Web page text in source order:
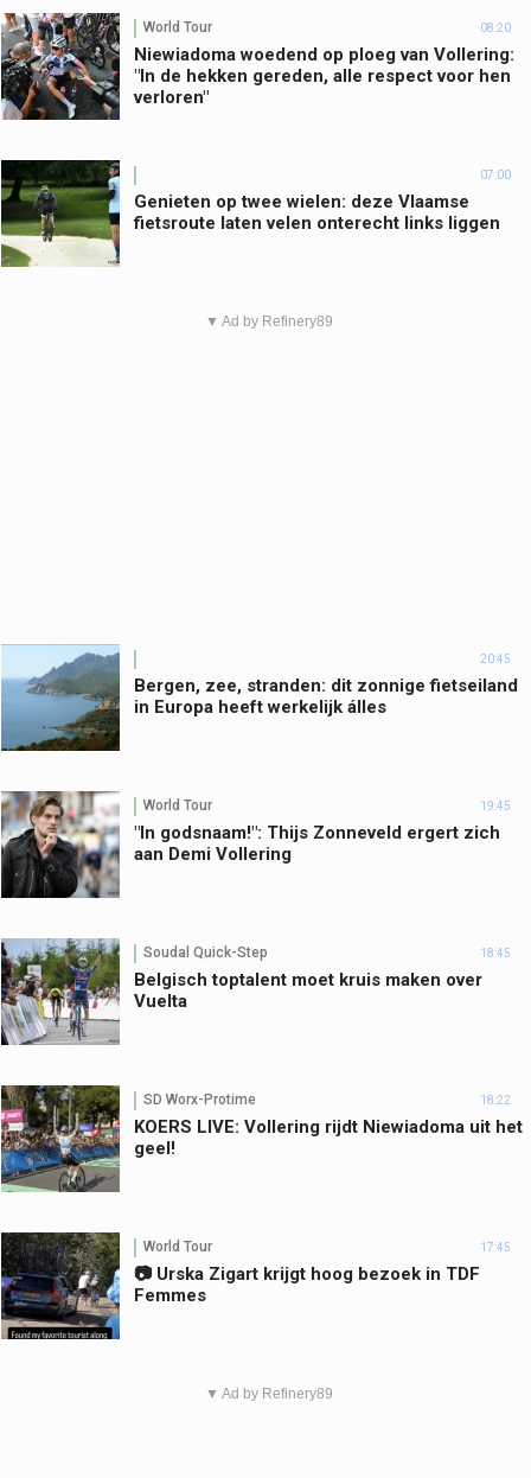
World Tour 08:20
Niewiadoma woedend op ploeg van Vollering:
"In de hekken gereden, alle respect voor hen
verloren"
07:00
Genieten op twee wielen: deze Vlaamse
fietsroute laten velen onterecht links liggen
▼ Ad by Refinery89
20:45
Bergen, zee, stranden: dit zonnige fietseiland
in Europa heeft werkelijk álles
World Tour 19:45
"In godsnaam!": Thijs Zonneveld ergert zich
aan Demi Vollering
Soudal Quick-Step 18:45
Belgisch toptalent moet kruis maken over
Vuelta
SD Worx-Protime 18:22
KOERS LIVE: Vollering rijdt Niewiadoma uit het
geel!
World Tour 17:45
📷 Urska Zigart krijgt hoog bezoek in TDF
Femmes
▼ Ad by Refinery89